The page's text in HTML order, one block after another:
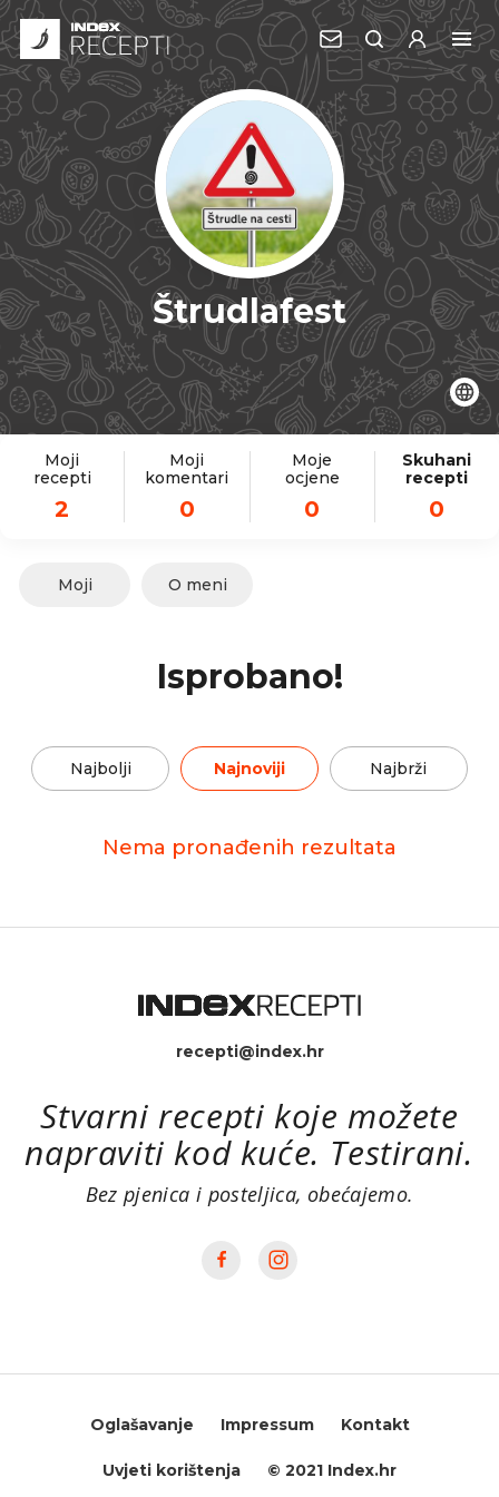
Štrudlafest
Moji
recepti
2
Moji
komentari
0
Moje
ocjene
0
Skuhani
recepti
0
Moji O meni
Isprobano!
Najbolji Najnoviji Najbrži
Nema pronađenih rezultata
recepti@index.hr
Stvarni recepti koje možete
napraviti kod kuće. Testirani.
Bez pjenica i posteljica, obećajemo.
Oglašavanje Impressum Kontakt
Uvjeti korištenja © 2021 Index.hr